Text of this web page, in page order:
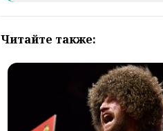
Читайте также: